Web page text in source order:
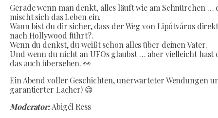
Gerade wenn man denkt, alles läuft wie am Schnürchen …
mischt sich das Leben ein.
Wann bist du dir sicher, dass der Weg von Lipótváros
nach Hollywood führt?.
Wenn du denkst, du weißt schon alles über deinen Vater.
Und wenn du nicht an UFOs glaubst … aber vielleicht hast
das auch übersehen. 👀
Ein Abend voller Geschichten, unerwarteter Wendungen
garantierter Lacher! 😄
Moderator:Abigél Ress